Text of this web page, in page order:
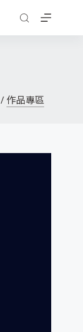
/作品專區